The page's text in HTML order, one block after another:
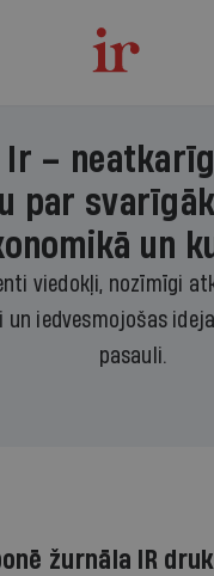
Ir –
par
un
viedokļi, nozīmīgi
un iedvesmojošas
pasauli.
žurnāla IR